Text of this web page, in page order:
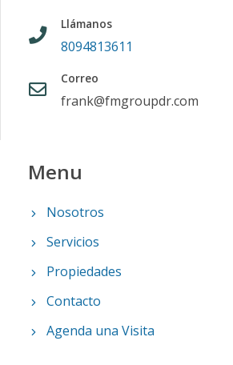
Llámanos
8094813611
Correo
frank@fmgroupdr.com
Menu
Nosotros
Servicios
Propiedades
Contacto
Agenda una Visita